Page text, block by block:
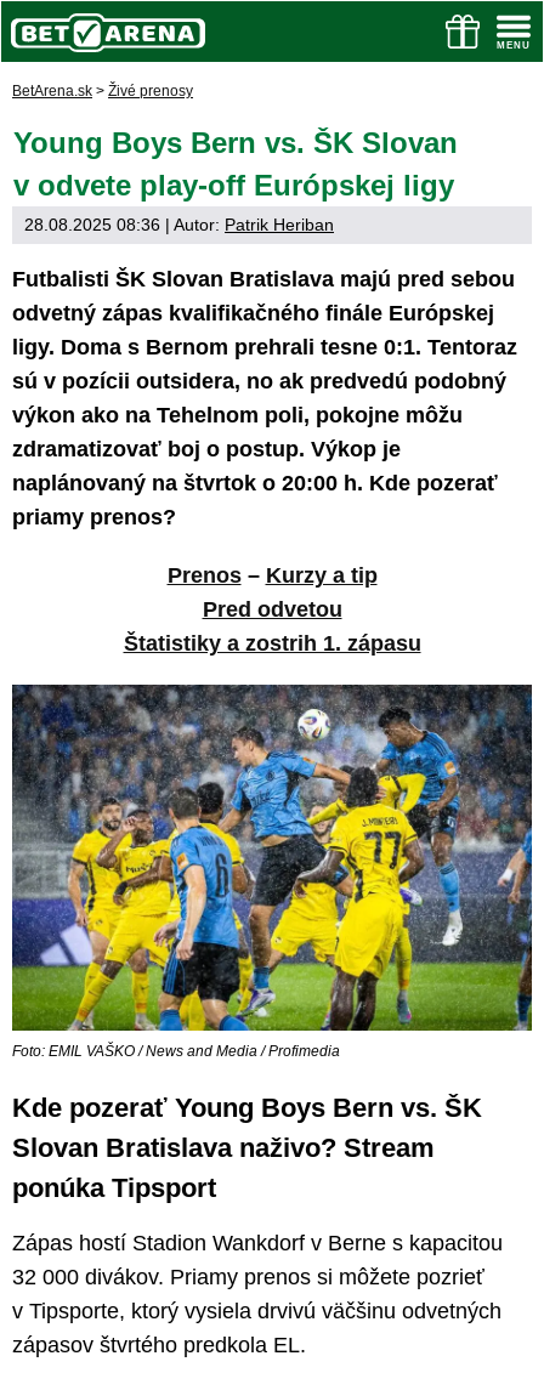
BetArena.sk > Živé prenosy
Young Boys Bern vs. ŠK Slovan
v odvete play-off Európskej ligy
28.08.2025 08:36 | Autor: Patrik Heriban
Futbalisti ŠK Slovan Bratislava majú pred sebou
odvetný zápas kvalifikačného finále Európskej
ligy. Doma s Bernom prehrali tesne 0:1. Tentoraz
sú v pozícii outsidera, no ak predvedú podobný
výkon ako na Tehelnom poli, pokojne môžu
zdramatizovať boj o postup. Výkop je
naplánovaný na štvrtok o 20:00 h. Kde pozerať
priamy prenos?
Prenos– Kurzy a tip
Pred odvetou
Štatistiky a zostrih 1. zápasu
Foto: EMIL VAŠKO / News and Media / Profimedia
Kde pozerať Young Boys Bern vs. ŠK
Slovan Bratislava naživo? Stream
ponúka Tipsport
Zápas hostí Stadion Wankdorf v Berne s kapacitou
32 000 divákov. Priamy prenos si môžete pozrieť
v Tipsporte, ktorý vysiela drvivú väčšinu odvetných
zápasov štvrtého predkola EL.